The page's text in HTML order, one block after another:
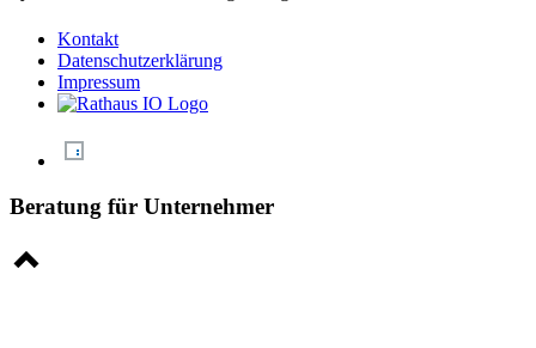
Kontakt
Datenschutzerklärung
Impressum
Beratung für Unternehmer